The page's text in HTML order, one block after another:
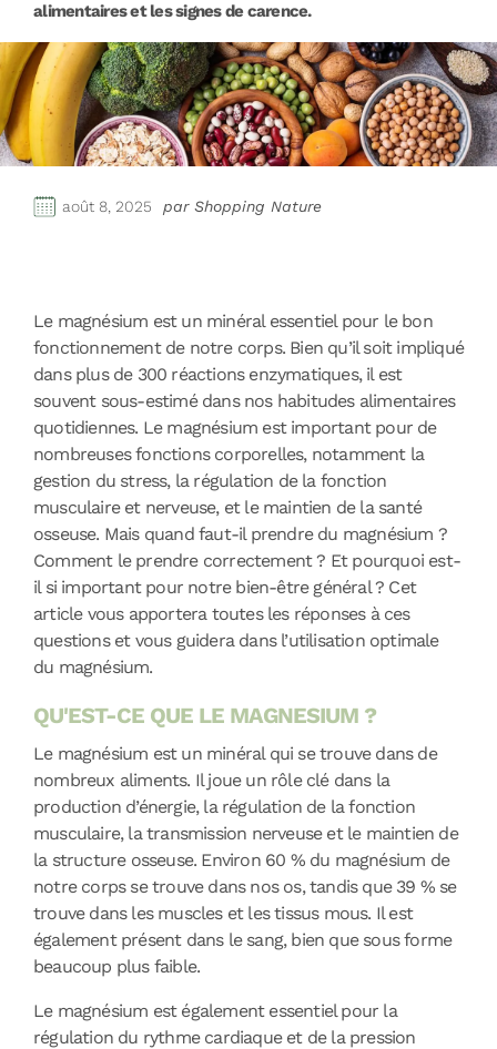
alimentaires et les signes de carence.
août 8, 2025 par Shopping Nature
Le magnésium est un minéral essentiel pour le bon
fonctionnement de notre corps. Bien qu’il soit impliqué
dans plus de 300 réactions enzymatiques, il est
souvent sous-estimé dans nos habitudes alimentaires
quotidiennes. Le magnésium est important pour de
nombreuses fonctions corporelles, notamment la
gestion du stress, la régulation de la fonction
musculaire et nerveuse, et le maintien de la santé
osseuse. Mais quand faut-il prendre du magnésium ?
Comment le prendre correctement ? Et pourquoi est-
il si important pour notre bien-être général ? Cet
article vous apportera toutes les réponses à ces
questions et vous guidera dans l’utilisation optimale
du magnésium.
QU'EST-CE QUE LE MAGNESIUM ?
Le magnésium est un minéral qui se trouve dans de
nombreux aliments. Il joue un rôle clé dans la
production d’énergie, la régulation de la fonction
musculaire, la transmission nerveuse et le maintien de
la structure osseuse. Environ 60 % du magnésium de
notre corps se trouve dans nos os, tandis que 39 % se
trouve dans les muscles et les tissus mous. Il est
également présent dans le sang, bien que sous forme
beaucoup plus faible.
Le magnésium est également essentiel pour la
régulation du rythme cardiaque et de la pression